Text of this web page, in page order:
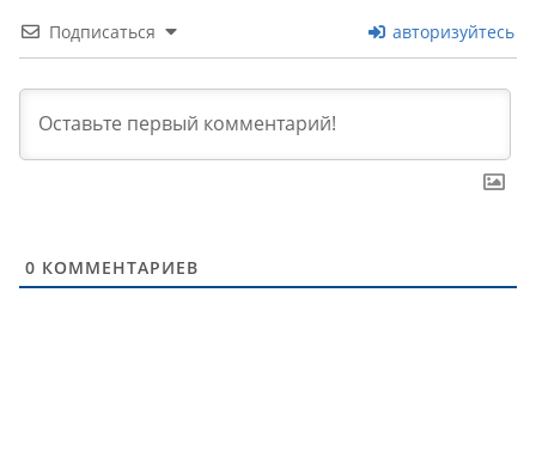
Подписаться авторизуйтесь
0 КОММЕНТАРИЕВ